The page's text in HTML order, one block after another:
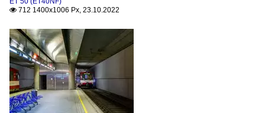
 712 1400x1006 Px, 23.10.2022